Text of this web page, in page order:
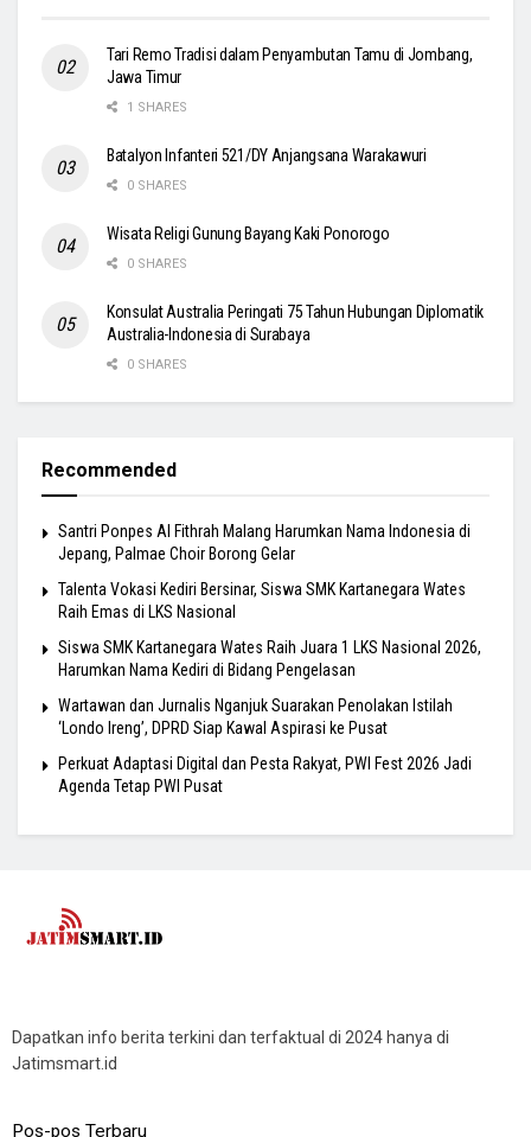
Tari Remo Tradisi dalam Penyambutan Tamu di Jombang,
Jawa Timur
1 SHARES
Batalyon Infanteri 521/DY Anjangsana Warakawuri
0 SHARES
Wisata Religi Gunung Bayang Kaki Ponorogo
0 SHARES
Konsulat Australia Peringati 75 Tahun Hubungan Diplomatik
Australia-Indonesia di Surabaya
0 SHARES
Recommended
Santri Ponpes Al Fithrah Malang Harumkan Nama Indonesia di
Jepang, Palmae Choir Borong Gelar
Talenta Vokasi Kediri Bersinar, Siswa SMK Kartanegara Wates
Raih Emas di LKS Nasional
Siswa SMK Kartanegara Wates Raih Juara 1 LKS Nasional 2026,
Harumkan Nama Kediri di Bidang Pengelasan
Wartawan dan Jurnalis Nganjuk Suarakan Penolakan Istilah
‘Londo Ireng’, DPRD Siap Kawal Aspirasi ke Pusat
Perkuat Adaptasi Digital dan Pesta Rakyat, PWI Fest 2026 Jadi
Agenda Tetap PWI Pusat
Dapatkan info berita terkini dan terfaktual di 2024 hanya di
Jatimsmart.id
Pos-pos Terbaru